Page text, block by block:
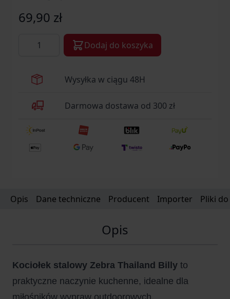
69,90 zł
Dodaj do koszyka
Wysyłka w ciągu 48H
Darmowa dostawa od 300 zł
Opis Dane techniczne Producent Importer Pliki
Opis
Kociołek stalowy Zebra Thailand Billy to
praktyczne naczynie kuchenne, idealne dla